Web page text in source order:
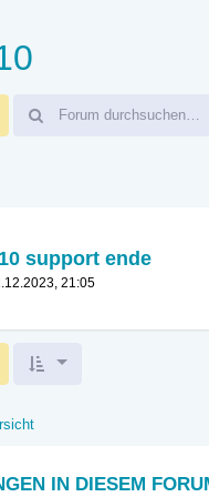
support ende
21:05
IN DIESEM